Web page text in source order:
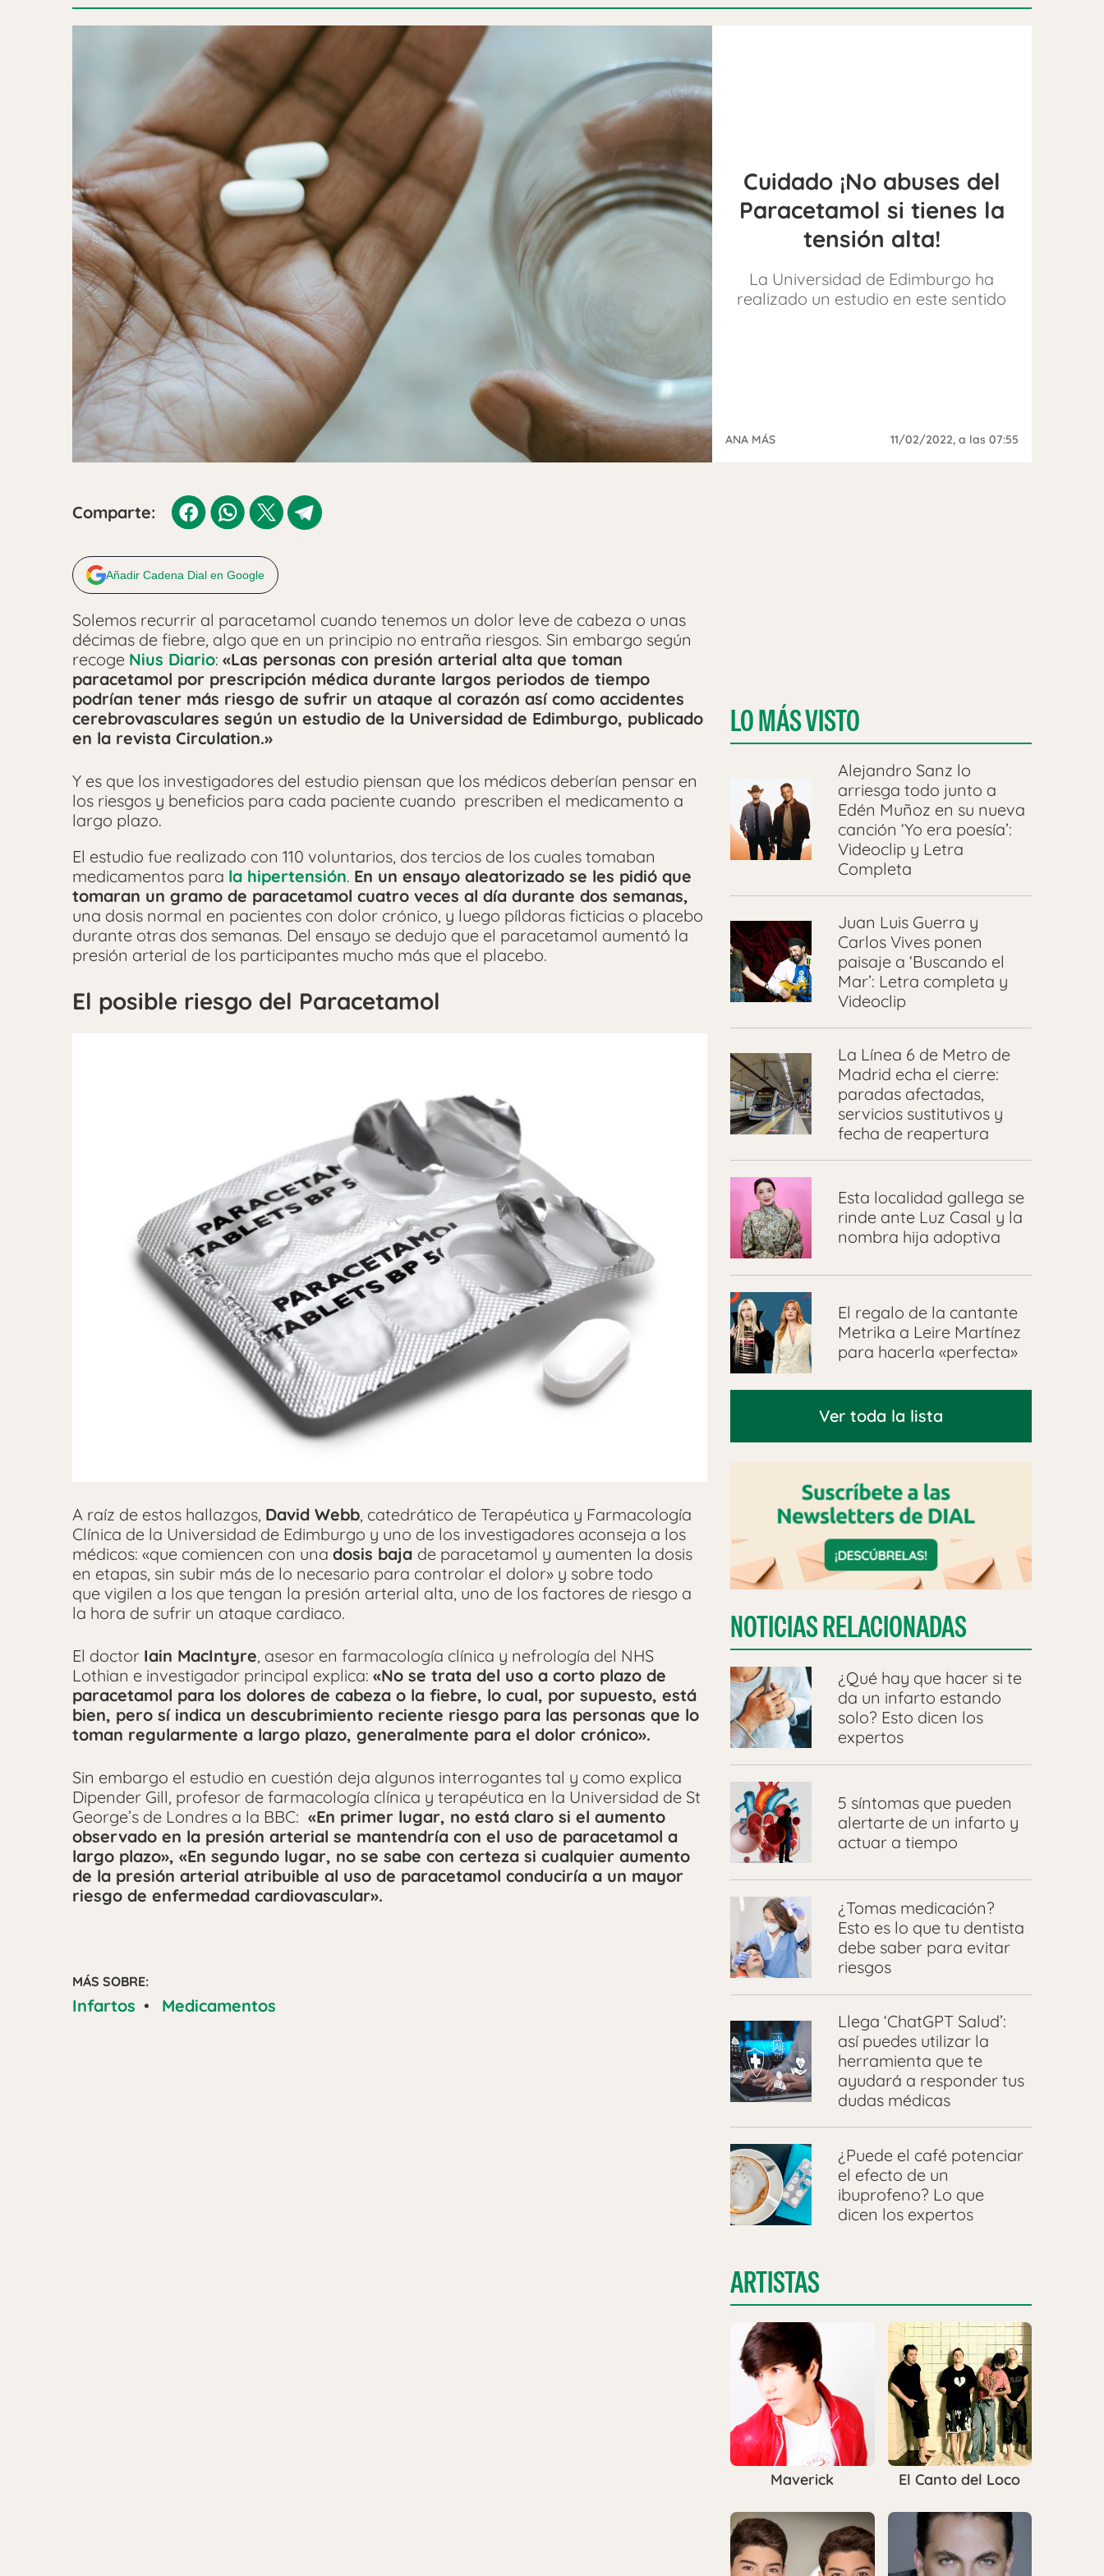
Cuidado ¡No abuses del
Paracetamol si tienes la
tensión alta!
La Universidad de Edimburgo ha
realizado un estudio en este sentido
ANA MÁS 11/02/2022, a las 07:55
Comparte:
Añadir Cadena Dial en Google
Solemos recurrir al paracetamol cuando tenemos un dolor leve de cabeza o unas
décimas de fiebre, algo que en un principio no entraña riesgos. Sin embargo según
recoge Nius Diario: «Las personas con presión arterial alta que toman
paracetamol por prescripción médica durante largos periodos de tiempo
podrían tener más riesgo de sufrir un ataque al corazón así como accidentes
cerebrovasculares según un estudio de la Universidad de Edimburgo, publicado
en la revista Circulation.»
Y es que los investigadores del estudio piensan que los médicos deberían pensar en
los riesgos y beneficios para cada paciente cuando prescriben el medicamento a
largo plazo.
El estudio fue realizado con 110 voluntarios, dos tercios de los cuales tomaban
medicamentos para la hipertensión. En un ensayo aleatorizado se les pidió que
tomaran un gramo de paracetamol cuatro veces al día durante dos semanas,
una dosis normal en pacientes con dolor crónico, y luego píldoras ficticias o placebo
durante otras dos semanas. Del ensayo se dedujo que el paracetamol aumentó la
presión arterial de los participantes mucho más que el placebo.
El posible riesgo del Paracetamol
A raíz de estos hallazgos, David Webb, catedrático de Terapéutica y Farmacología
Clínica de la Universidad de Edimburgo y uno de los investigadores aconseja a los
médicos: «que comiencen con una dosis baja de paracetamol y aumenten la dosis
en etapas, sin subir más de lo necesario para controlar el dolor» y sobre todo
que vigilen a los que tengan la presión arterial alta, uno de los factores de riesgo a
la hora de sufrir un ataque cardiaco.
El doctor Iain MacIntyre, asesor en farmacología clínica y nefrología del NHS
Lothian e investigador principal explica: «No se trata del uso a corto plazo de
paracetamol para los dolores de cabeza o la fiebre, lo cual, por supuesto, está
bien, pero sí indica un descubrimiento reciente riesgo para las personas que lo
toman regularmente a largo plazo, generalmente para el dolor crónico».
Sin embargo el estudio en cuestión deja algunos interrogantes tal y como explica
Dipender Gill, profesor de farmacología clínica y terapéutica en la Universidad de St
George’s de Londres a la BBC: «En primer lugar, no está claro si el aumento
observado en la presión arterial se mantendría con el uso de paracetamol a
largo plazo», «En segundo lugar, no se sabe con certeza si cualquier aumento
de la presión arterial atribuible al uso de paracetamol conduciría a un mayor
riesgo de enfermedad cardiovascular».
MÁS SOBRE:
Infartos • Medicamentos
LO MÁS VISTO
Alejandro Sanz lo
arriesga todo junto a
Edén Muñoz en su nueva
canción ‘Yo era poesía’:
Videoclip y Letra
Completa
Juan Luis Guerra y
Carlos Vives ponen
paisaje a ‘Buscando el
Mar’: Letra completa y
Videoclip
La Línea 6 de Metro de
Madrid echa el cierre:
paradas afectadas,
servicios sustitutivos y
fecha de reapertura
Esta localidad gallega se
rinde ante Luz Casal y la
nombra hija adoptiva
El regalo de la cantante
Metrika a Leire Martínez
para hacerla «perfecta»
Ver toda la lista
NOTICIAS RELACIONADAS
¿Qué hay que hacer si te
da un infarto estando
solo? Esto dicen los
expertos
5 síntomas que pueden
alertarte de un infarto y
actuar a tiempo
¿Tomas medicación?
Esto es lo que tu dentista
debe saber para evitar
riesgos
Llega ‘ChatGPT Salud’:
así puedes utilizar la
herramienta que te
ayudará a responder tus
dudas médicas
¿Puede el café potenciar
el efecto de un
ibuprofeno? Lo que
dicen los expertos
ARTISTAS
Maverick El Canto del Loco